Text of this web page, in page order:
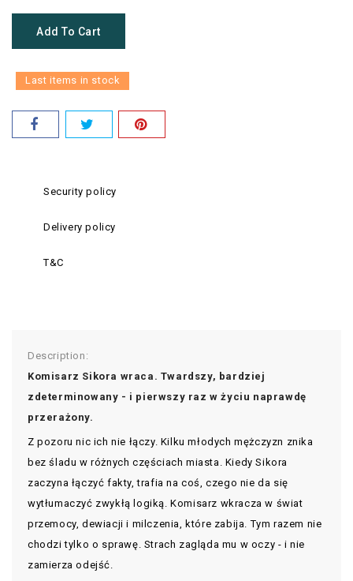
Add To Cart
Last items in stock
Security policy
Delivery policy
T&C
Description:
Komisarz Sikora wraca. Twardszy, bardziej
zdeterminowany - i pierwszy raz w życiu naprawdę
przerażony.
Z pozoru nic ich nie łączy. Kilku młodych mężczyzn znika
bez śladu w różnych częściach miasta. Kiedy Sikora
zaczyna łączyć fakty, trafia na coś, czego nie da się
wytłumaczyć zwykłą logiką. Komisarz wkracza w świat
przemocy, dewiacji i milczenia, które zabija. Tym razem nie
chodzi tylko o sprawę. Strach zagląda mu w oczy - i nie
zamierza odejść.